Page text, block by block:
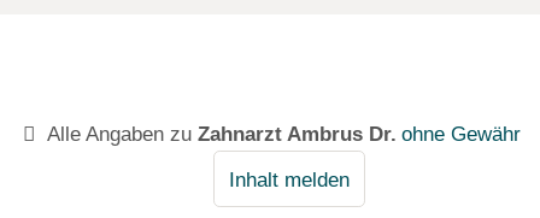
Alle Angaben zu Zahnarzt Ambrus Dr. ohne Gewähr
Inhalt melden